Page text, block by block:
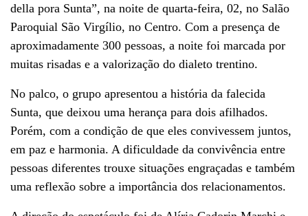
della pora Sunta”, na noite de quarta-feira, 02, no Salão
Paroquial São Virgílio, no Centro. Com a presença de
aproximadamente 300 pessoas, a noite foi marcada por
muitas risadas e a valorização do dialeto trentino.
No palco, o grupo apresentou a história da falecida
Sunta, que deixou uma herança para dois afilhados.
Porém, com a condição de que eles convivessem juntos,
em paz e harmonia. A dificuldade da convivência entre
pessoas diferentes trouxe situações engraçadas e também
uma reflexão sobre a importância dos relacionamentos.